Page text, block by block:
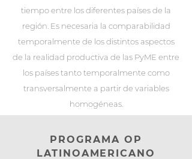
tiempo entre los diferentes países de la
región. Es necesaria la comparabilidad
temporalmente de los distintos aspectos
de la realidad productiva de las PyME entre
los países tanto temporalmente como
transversalmente a partir de variables
homogéneas.
PROGRAMA OP
LATINOAMERICANO